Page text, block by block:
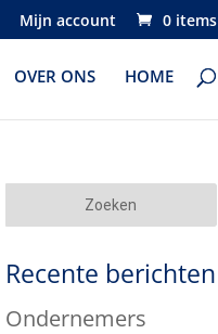
Mijn account 0 items
OVER ONS HOME
Recente berichten
Ondernemers